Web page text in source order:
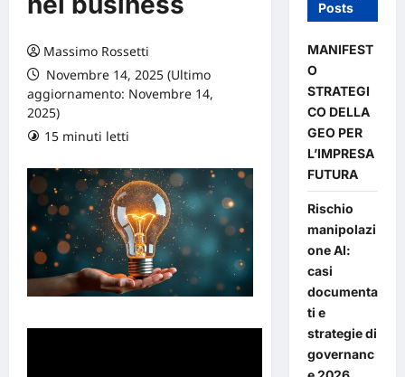
Massimo Rossetti
Novembre 14, 2025 (Ultimo
aggiornamento: Novembre 14,
2025)
15 minuti letti
Posts
MANIFEST
O
STRATEGI
CO DELLA
GEO PER
L’IMPRESA
FUTURA
Rischio
manipolazi
one AI:
casi
documenta
ti e
strategie di
governanc